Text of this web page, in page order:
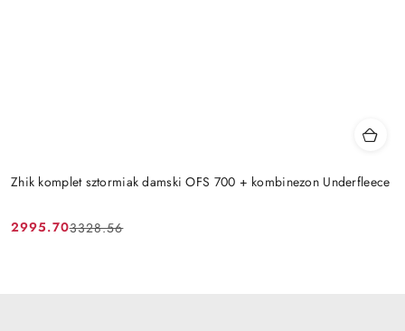
Zhik komplet sztormiak damski OFS 700 + kombinezon Underfleece
Cena
2995.70
Cena
3328.56